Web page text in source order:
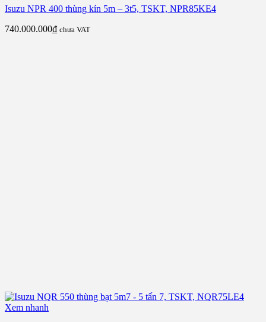
Isuzu NPR 400 thùng kín 5m – 3t5, TSKT, NPR85KE4
740.000.000₫ chưa VAT
Xem nhanh